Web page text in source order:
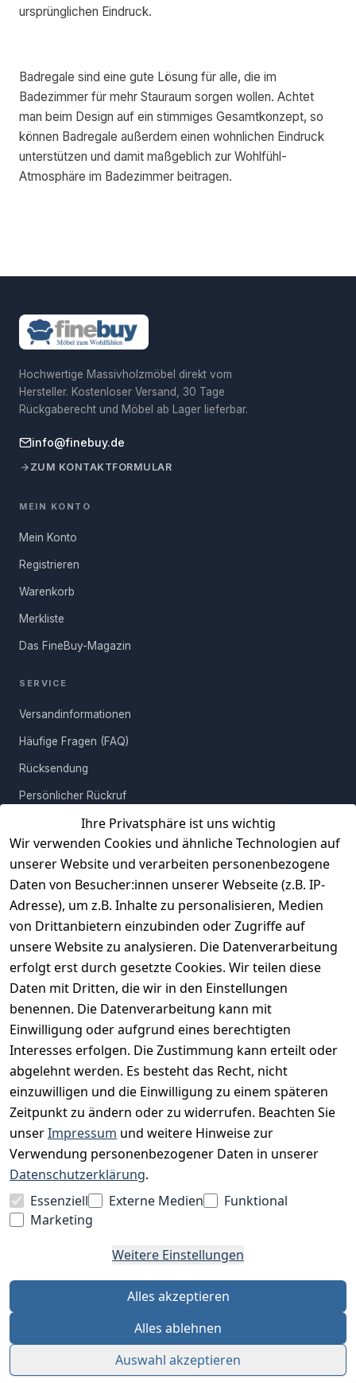
ursprünglichen Eindruck.
Badregale sind eine gute Lösung für alle, die im
Badezimmer für mehr Stauraum sorgen wollen. Achtet
man beim Design auf ein stimmiges Gesamtkonzept, so
können Badregale außerdem einen wohnlichen Eindruck
unterstützen und damit maßgeblich zur Wohlfühl-
Atmosphäre im Badezimmer beitragen.
Ihre Privatsphäre ist uns wichtig
Wir verwenden Cookies und ähnliche Technologien auf
unserer Website und verarbeiten personenbezogene
Daten von Besucher:innen unserer Webseite (z.B. IP-
Adresse), um z.B. Inhalte zu personalisieren, Medien
von Drittanbietern einzubinden oder Zugriffe auf
unsere Website zu analysieren. Die Datenverarbeitung
erfolgt erst durch gesetzte Cookies. Wir teilen diese
Daten mit Dritten, die wir in den Einstellungen
benennen. Die Datenverarbeitung kann mit
Einwilligung oder aufgrund eines berechtigten
Interesses erfolgen. Die Zustimmung kann erteilt oder
abgelehnt werden. Es besteht das Recht, nicht
einzuwilligen und die Einwilligung zu einem späteren
Zeitpunkt zu ändern oder zu widerrufen. Beachten Sie
unserImpressum und weitere Hinweise zur
Verwendung personenbezogener Daten in unserer
Datenschutzerklärung.
Essenziell
Externe Medien
Funktional
Marketing
Weitere Einstellungen
Alles akzeptieren
Alles ablehnen
Auswahl akzeptieren
Hochwertige Massivholzmöbel direkt vom
Hersteller. Kostenloser Versand, 30 Tage
Rückgaberecht und Möbel ab Lager lieferbar.
info@finebuy.de
ZUM KONTAKTFORMULAR
MEIN KONTO
Mein Konto
Registrieren
Warenkorb
Merkliste
Das FineBuy-Magazin
SERVICE
Versandinformationen
Häufige Fragen (FAQ)
Rücksendung
Persönlicher Rückruf
Erfahrungen
Vertrag widerrufen
INFORMATIONEN
Widerrufsrecht
Datenschutz
Unser Unternehmen
Charity & Wohltätigkeit
BESUCHE UNS
BEQUEM BEZAHLEN MIT
WIR VERSENDEN MIT